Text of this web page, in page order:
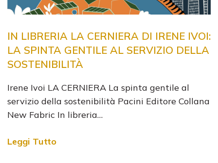
IN LIBRERIA LA CERNIERA DI IRENE IVOI:
LA SPINTA GENTILE AL SERVIZIO DELLA
SOSTENIBILITÀ
Irene Ivoi LA CERNIERA La spinta gentile al
servizio della sostenibilità Pacini Editore Collana
New Fabric In libreria…
Leggi Tutto